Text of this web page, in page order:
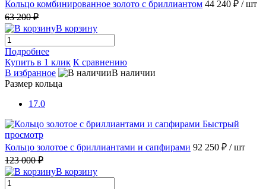
Кольцо комбинированное золото с бриллиантом 44 240 ₽ / шт
63 200 ₽
В корзину
Подробнее
Купить в 1 клик К сравнению
В избранное
В наличии
Размер кольца
17.0
Быстрый
просмотр
Кольцо золотое с бриллиантами и сапфирами 92 250 ₽ / шт
123 000 ₽
В корзину